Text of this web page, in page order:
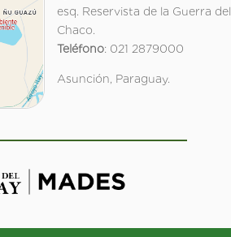
esq. Reservista de la Guerra del
Chaco.
Teléfono: 021 2879000
Asunción, Paraguay.